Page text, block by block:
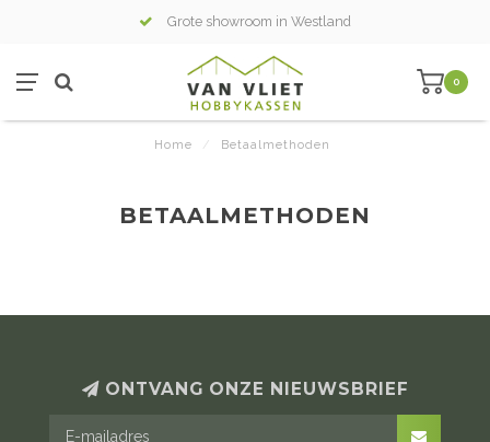
Grote showroom in Westland
0
Home / Betaalmethoden
BETAALMETHODEN
ONTVANG ONZE NIEUWSBRIEF